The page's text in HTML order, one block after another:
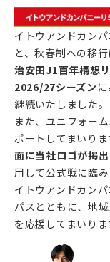
イトウアンドカン
と、秋春制への移
治安田J1百年構想
2026/27シーズン
継続いたしました。
また、ユニフォー
ポートしてまいりま
面に当社ロゴが掲出
用して公式戦に臨み
イトウアンドカン
パスとともに、地
を応援してまいりま